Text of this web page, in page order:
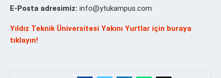
E-Posta adresimiz: info@ytukampus.com
Yıldız Teknik Üniversitesi Yakını Yurtlar için buraya
tıklayın!